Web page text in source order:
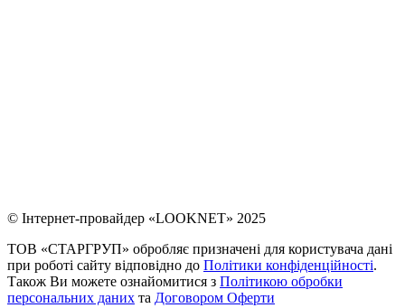
© Інтернет-провайдер «LOOKNET» 2025
ТОВ «СТАРГРУП» обробляє призначені для користувача дані
при роботі сайту відповідно до Політики конфіденційності.
Також Ви можете ознайомитися з Політикою обробки
персональних даних та Договором Оферти